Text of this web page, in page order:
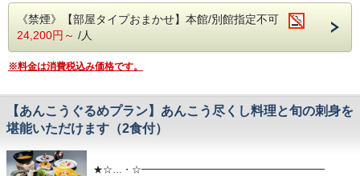
●--Q＆A、注意事項--●
・チェックイン15:00〜18:00 チェックアウト10:00
・同グループ同プランでお申し込み下さい。
す。 ・お子様のご利用可能です。
・コンビニエンスストアまではお車で約5分程です。
《禁煙》【部屋タイプおまかせ】本館/別館指定不可
24,200円～ /人
※料金は消費税込み価格です。
【あんこうぐるめプラン】あんこう尽くし料理と旬の刺身を
堪能いただけます（2食付）
★☆…・☆━━━━━━━━━━━━━━━━━━━